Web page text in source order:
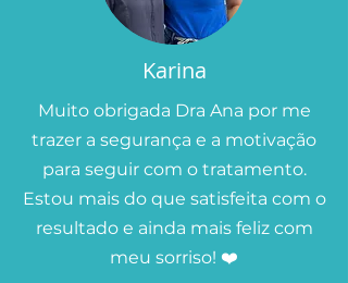
Karina
Muito obrigada Dra Ana por me
trazer a segurança e a motivação
para seguir com o tratamento.
Estou mais do que satisfeita com o
resultado e ainda mais feliz com
meu sorriso! ❤️